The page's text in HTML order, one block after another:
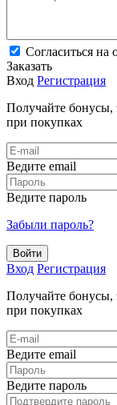
Cогласиться
Заказать
Вход Регистрация
Получайте бонусы,
при покупках
Ведите email
Ведите пароль
Забыли пароль?
Войти
Вход Регистрация
Получайте бонусы,
при покупках
Ведите email
Ведите пароль